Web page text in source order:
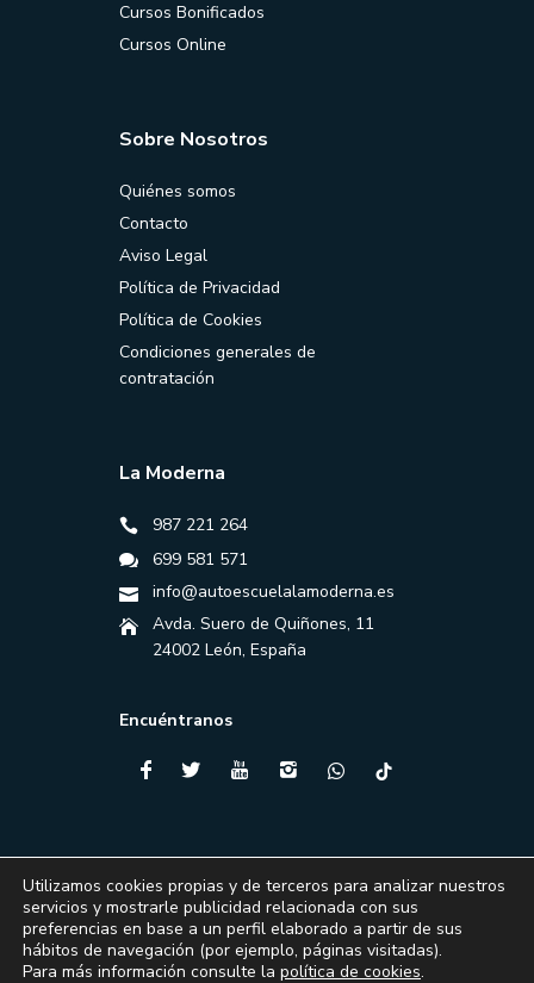
Cursos Bonificados
Cursos Online
Sobre Nosotros
Quiénes somos
Contacto
Aviso Legal
Política de Privacidad
Política de Cookies
Condiciones generales de
contratación
La Moderna
987 221 264
699 581 571
info@autoescuelalamoderna.es
Avda. Suero de Quiñones, 11
24002 León, España
Encuéntranos
Utilizamos cookies propias y de terceros para analizar nuestros
servicios y mostrarle publicidad relacionada con sus
preferencias en base a un perfil elaborado a partir de sus
hábitos de navegación (por ejemplo, páginas visitadas).
Para más información consulte la política de cookies.